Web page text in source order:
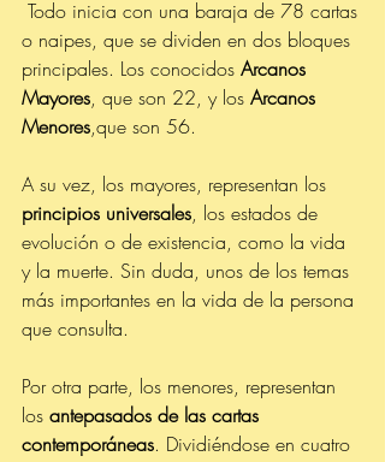
o naipes, que se dividen en dos bloques
principales. Los conocidos Arcanos
Mayores, que son 22, y los Arcanos
Menores,que son 56.
A su vez, los mayores, representan los
principios universales, los estados de
evolución o de existencia, como la vida
y la muerte. Sin duda, unos de los temas
más importantes en la vida de la persona
que consulta.
Por otra parte, los menores, representan
los antepasados de las cartas
contemporáneas. Dividiéndose en cuatro